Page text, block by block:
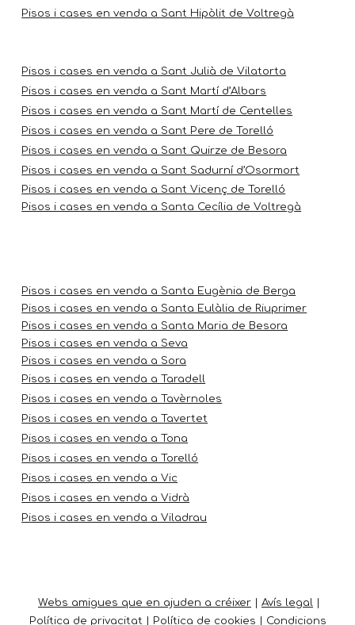
Pisos i cases en venda a Sant Hipòlit de Voltregà
Pisos i cases en venda a Sant Julià de Vilatorta
Pisos i cases en venda a Sant Martí d’Albars
Pisos i cases en venda a Sant Martí de Centelles
Pisos i cases en venda a Sant Pere de Torelló
Pisos i cases en venda a Sant Quirze de Besora
Pisos i cases en venda a Sant Sadurní d’Osormort
Pisos i cases en venda a Sant Vicenç de Torelló
Pisos i cases en venda a Santa Cecília de Voltregà
Pisos i cases en venda a Santa Eugènia de Berga
Pisos i cases en venda a Santa Eulàlia de Riuprimer
Pisos i cases en venda a Santa Maria de Besora
Pisos i cases en venda a Seva
Pisos i cases en venda a Sora
Pisos i cases en venda a Taradell
Pisos i cases en venda a Tavèrnoles
Pisos i cases en venda a Tavertet
Pisos i cases en venda a Tona
Pisos i cases en venda a Torelló
Pisos i cases en venda a Vic
Pisos i cases en venda a Vidrà
Pisos i cases en venda a Viladrau
Webs amigues que en ajuden a créixer | Avís legal |
Política de privacitat| Política de cookies | Condicions